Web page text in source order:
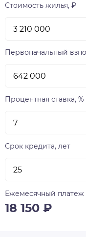
Стоимость жилья, ₽
Первоначальный
Процентная ставка, %
Срок кредита, лет
Ежемесячный платеж
18 150 ₽